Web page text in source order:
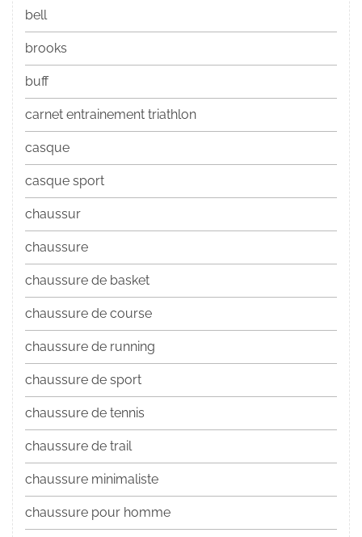
bell
brooks
buff
carnet entrainement triathlon
casque
casque sport
chaussur
chaussure
chaussure de basket
chaussure de course
chaussure de running
chaussure de sport
chaussure de tennis
chaussure de trail
chaussure minimaliste
chaussure pour homme